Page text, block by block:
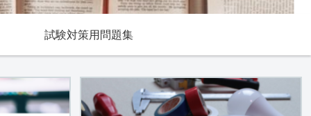
試験対策用問題集